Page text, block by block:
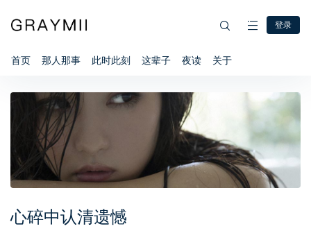
登录
首页 那人那事 此时此刻 这辈子 夜读 关于
心碎中认清遗憾